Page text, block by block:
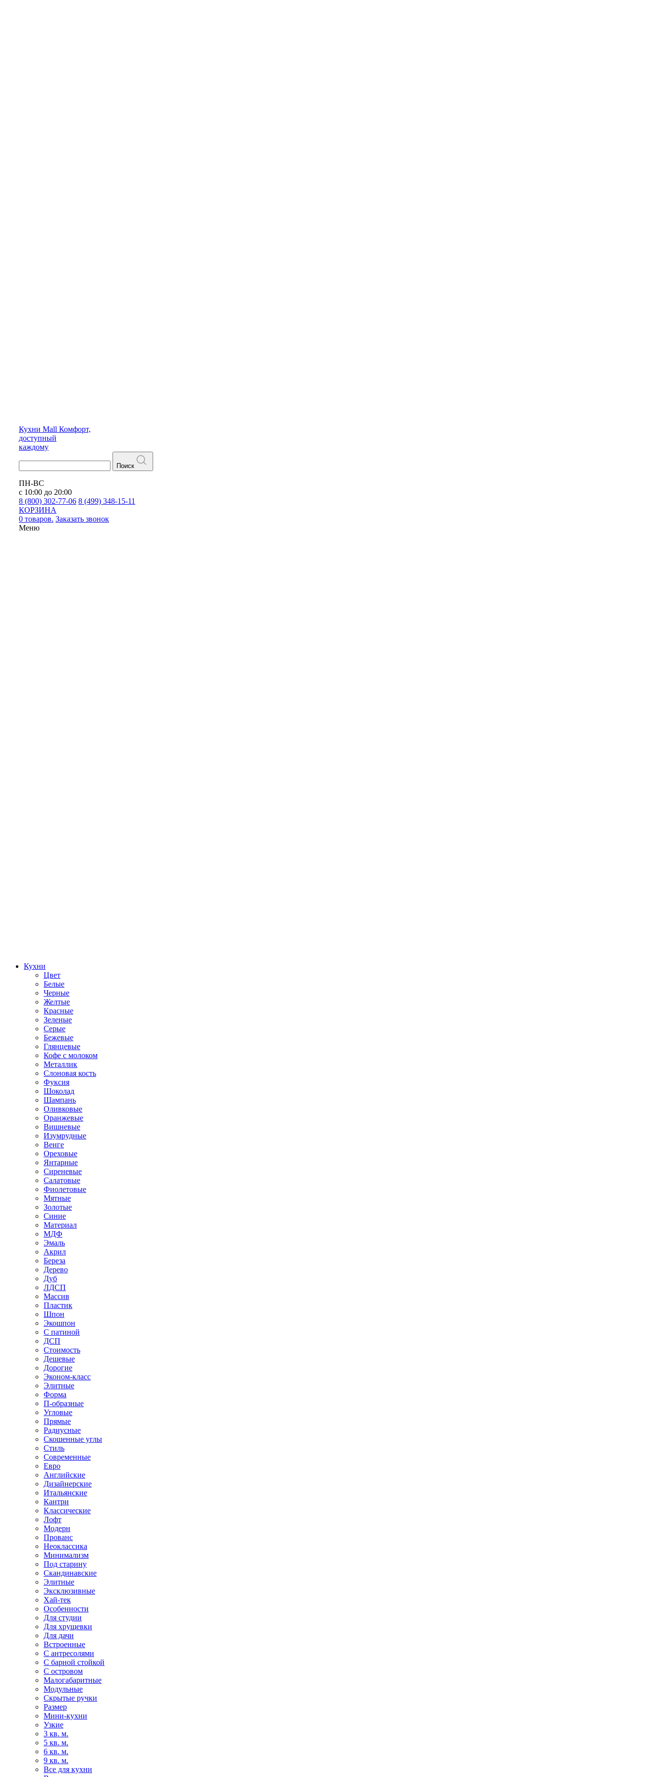
Кухни Mall Комфорт,
доступный
каждому
Поиск
ПН-ВС
с 10:00 до 20:00
8 (800) 302-77-06 8 (499) 348-15-11
КОРЗИНА
0 товаров. Заказать звонок
Меню
Кухни
Цвет
Белые
Черные
Желтые
Красные
Зеленые
Серые
Бежевые
Глянцевые
Кофе с молоком
Металлик
Слоновая кость
Фуксия
Шоколад
Шампань
Оливковые
Оранжевые
Вишневые
Изумрудные
Венге
Ореховые
Янтарные
Сиреневые
Салатовые
Фиолетовые
Мятные
Золотые
Синие
Материал
МДФ
Эмаль
Акрил
Береза
Дерево
Дуб
ЛДСП
Массив
Пластик
Шпон
Экошпон
С патиной
ДСП
Стоимость
Дешевые
Дорогие
Эконом-класс
Элитные
Форма
П-образные
Угловые
Прямые
Радиусные
Скошенные углы
Стиль
Современные
Евро
Английские
Дизайнерские
Итальянские
Кантри
Классические
Лофт
Модерн
Прованс
Неоклассика
Минимализм
Под старину
Скандинавские
Элитные
Эксклюзивные
Хай-тек
Особенности
Для студии
Для хрущевки
Для дачи
Встроенные
С антресолями
С барной стойкой
С островом
Малогабаритные
Модульные
Скрытые ручки
Размер
Мини-кухни
Узкие
3 кв. м.
5 кв. м.
6 кв. м.
9 кв. м.
Все для кухни